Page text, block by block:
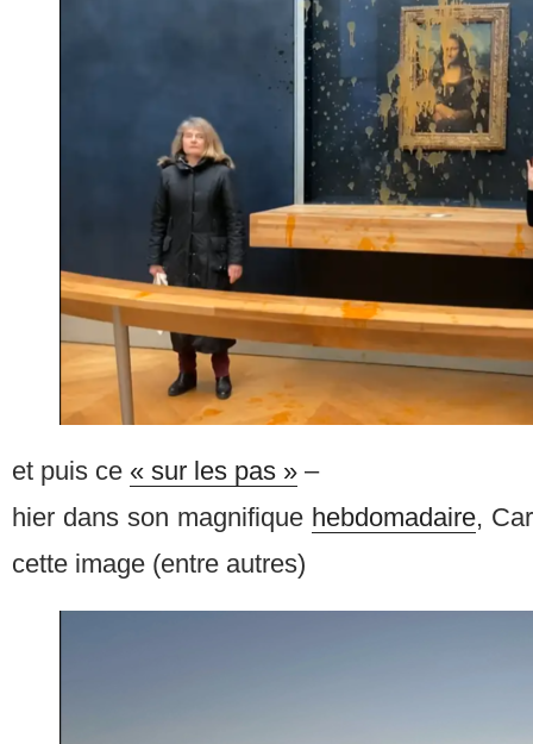
et puis ce « sur les pas » –
hier dans son magnifique hebdomadaire,
cette image (entre autres)